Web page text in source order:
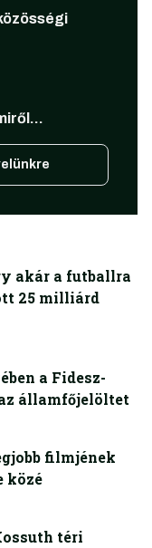
akár a futballra
25 milliárd
a Fidesz-
államfőjelöltet
filmjének
közé
téri